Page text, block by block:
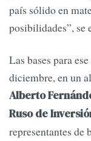
país sólido en
posibilidades”, se
Las bases para
diciembre, en un
Alberto
Ruso de
representantes de